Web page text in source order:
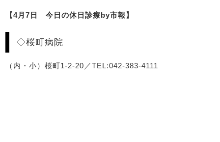
【4月7日 今日の休日診療by市報】
◇桜町病院
（内・小）桜町1-2-20／TEL:042-383-4111